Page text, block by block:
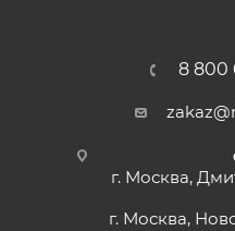
8 800
г. Москва,
г. Москва,